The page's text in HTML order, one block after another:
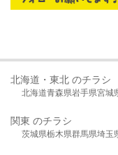
北海道・東北 のチラシ
北海道青森県岩手県宮城
関東 のチラシ
茨城県栃木県群馬県埼玉